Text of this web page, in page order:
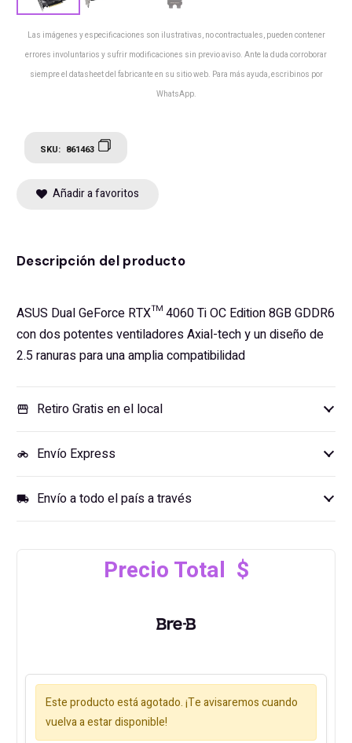
Las imágenes y especificaciones son ilustrativas, no contractuales, pueden contener
errores involuntarios y sufrir modificaciones sin previo aviso. Ante la duda corroborar
siempre el datasheet del fabricante en su sitio web. Para más ayuda, escribinos por
WhatsApp.
SKU: 861463
Añadir a favoritos
Descripción del producto
ASUS Dual GeForce RTX™ 4060 Ti OC Edition 8GB GDDR6
con dos potentes ventiladores Axial-tech y un diseño de
2.5 ranuras para una amplia compatibilidad
storefront Retiro Gratis en el local
motorcycle Envío Express
local_shipping Envío a todo el país a través
Precio Total $
Este producto está agotado. ¡Te avisaremos cuando
vuelva a estar disponible!